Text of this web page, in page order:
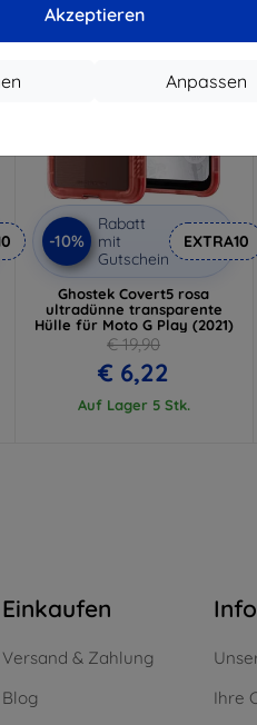
Akzeptieren
Anpassen
-10%
Rabatt
mit
Gutschein
EXTRA10
Ghostek Covert5 rosa
ultradünne transparente
Hülle für Moto G Play (2021)
€ 19,90
€ 6,22
Auf Lager 5 Stk.
Einkaufen
Versand & Zahlung
Blog
Ihre